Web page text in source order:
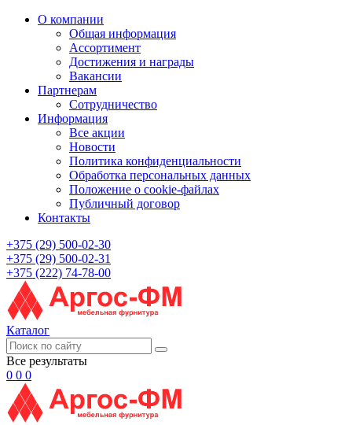
О компании
Общая информация
Ассортимент
Достижения и награды
Вакансии
Партнерам
Сотрудничество
Информация
Все акции
Новости
Политика конфиденциальности
Обработка персональных данных
Положение о cookie-файлах
Публичный договор
Контакты
+375 (29) 500-02-30
+375 (29) 500-02-31
+375 (222) 74-78-00
Каталог
Все результаты
0 0 0